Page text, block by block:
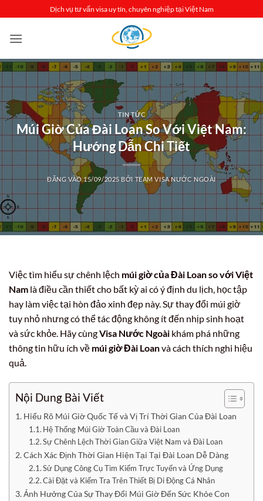
qua
nội
Dịch vụ tư vấn visa uy tín, chuyên nghiệp tại Việt Nam
TIN TỨC
Múi Giờ Của Đài Loan So Với Việt Nam:
Hướng Dẫn Chi Tiết
ĐĂNG VÀO15/09/2025BỞITEAM VISA NƯỚC NGOÀI
Việc tìm hiểu sự chênh lệch múi giờ của Đài Loan so với Việt
Nam là điều cần thiết cho bất kỳ ai có ý định du lịch, học tập
hay làm việc tại hòn đảo xinh đẹp này. Sự thay đổi múi giờ
tuy nhỏ nhưng có thể tác động không ít đến nhịp sinh hoạt
và sức khỏe. Hãy cùngVisa Nước Ngoài khám phá những
thông tin hữu ích về múi giờ Đài Loanvà cách thích nghi hiệu
quả.
Nội Dung Bài Viết
Hiểu Rõ Múi Giờ Quốc Tế và Vị Trí Thời Gian Của Đài Loan
Hệ Thống Múi Giờ Toàn Cầu và Đài Loan
Sự Chênh Lệch Thời Gian Giữa Việt Nam và Đài Loan
Cách Xác Định Thời Gian Hiện Tại Tại Đài Loan Dễ Dàng
Sử Dụng Công Cụ Tìm Kiếm Trực Tuyến và Ứng Dụng
Cài Đặt và Kiểm Tra Trên Thiết Bị Di Động Cá Nhân
Ảnh Hưởng Của Sự Thay Đổi Múi Giờ Đến Sức Khỏe Con